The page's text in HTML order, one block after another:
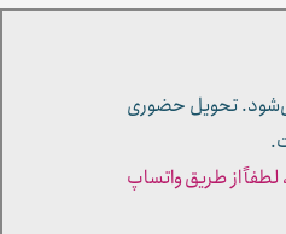
تحویل حضوری
از طریق واتساپ